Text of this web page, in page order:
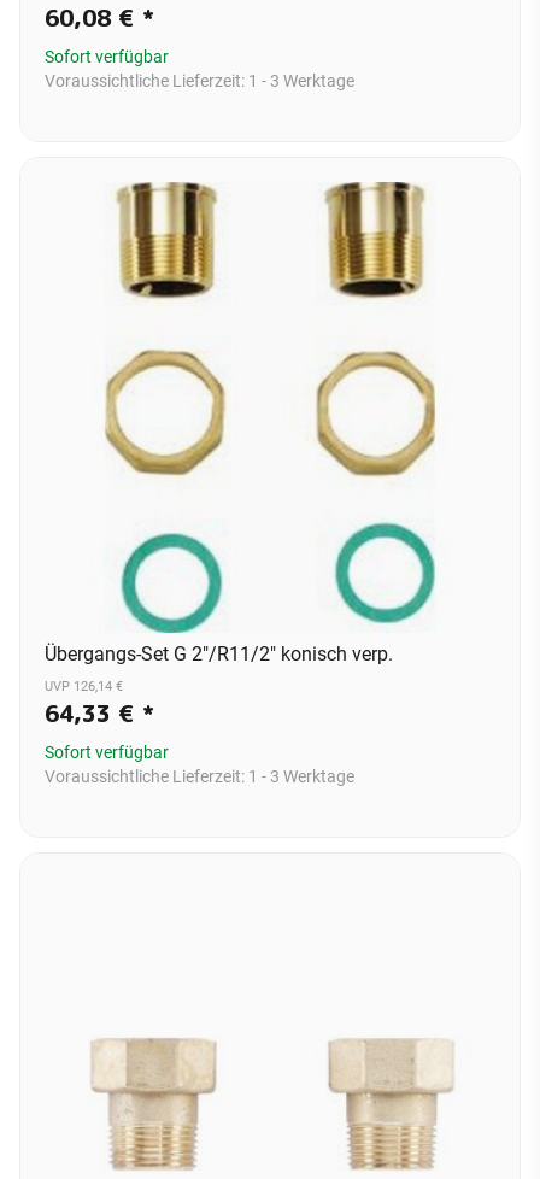
60,08 € *
Sofort verfügbar
Voraussichtliche Lieferzeit: 1 - 3 Werktage
Übergangs-Set G 2"/R11/2" konisch verp.
UVP 126,14 €
64,33 € *
Sofort verfügbar
Voraussichtliche Lieferzeit: 1 - 3 Werktage